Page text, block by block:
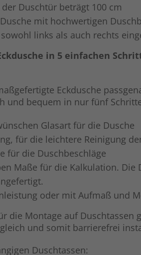
Duschtür beträgt 100 cm
mit hochwertigen
links als auch rechts
in 5 einfachen
Eckdusche
und bequem in nur fünf
Glasart für die Dusche
für die leichtere Reinigung
für die Duschbeschläge
Maße für die Kalkulation. Die
oder mit Aufmaß und
die Montage auf Duschtassen
und somit barrierefrei
Duschtassen: